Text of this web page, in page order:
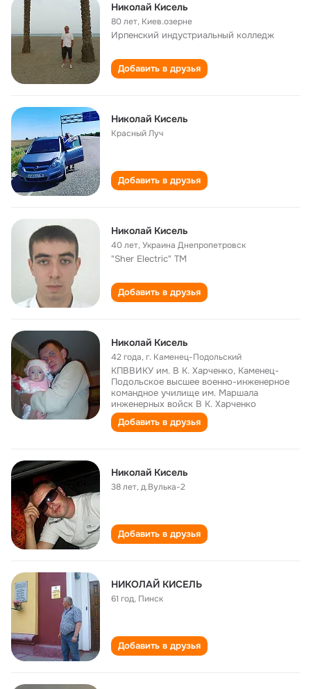
Николай Кисель
80 лет, Киев.озерне
Ирпенский индустриальный колледж
Добавить в друзья
Николай Кисель
Красный Луч
Добавить в друзья
Николай Кисель
40 лет,Украина Днепропетровск
"Sher Electric" ТМ
Добавить в друзья
Николай Кисель
42 года,г. Каменец-Подольский
КПВВИКУ им. В К. Харченко, Каменец-
Подольское высшее военно-инженерное
командное училище им. Маршала
инженерных войск В К. Харченко
Добавить в друзья
Николай Кисель
38 лет,д.Вулька-2
Добавить в друзья
НИКОЛАЙ КИСЕЛЬ
61 год, Пинск
Добавить в друзья